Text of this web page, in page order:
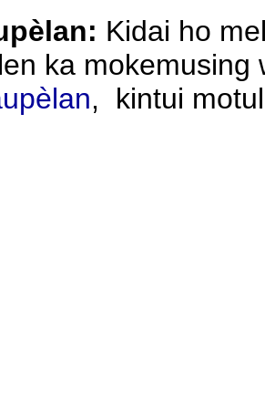
Kidai ho
ka
, kintui